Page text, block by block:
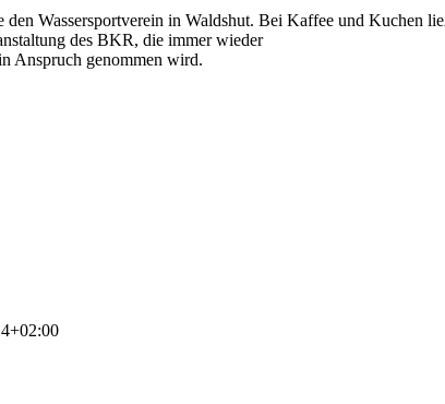
Wassersportverein in Waldshut. Bei Kaffee und Kuchen
des BKR, die immer wieder
Anspruch genommen wird.